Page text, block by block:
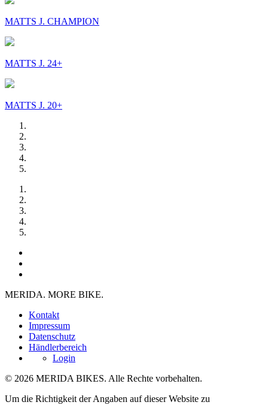
MATTS J. CHAMPION
MATTS J. 24+
MATTS J. 20+
MERIDA. MORE BIKE.
Kontakt
Impressum
Datenschutz
Händlerbereich
Login
© 2026 MERIDA BIKES. Alle Rechte vorbehalten.
Um die Richtigkeit der Angaben auf dieser Website zu